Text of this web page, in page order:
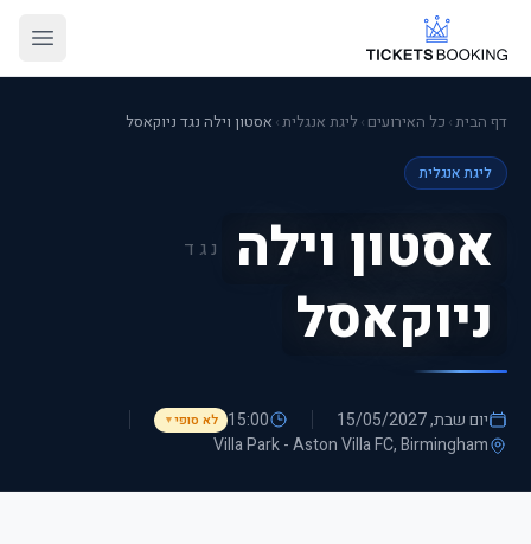
דף הבית› כל האירועים ›ליגת אנגלית› אסטון וילה נגד ניוקאסל
ליגת אנגלית
אסטון וילה נגד
ניוקאסל
יום שבת, 15/05/2027 15:00 לא סופי▼
Villa Park - Aston Villa FC, Birmingham